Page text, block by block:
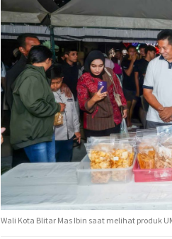
Wali Kota Blitar Mas Ibin saat melihat produk